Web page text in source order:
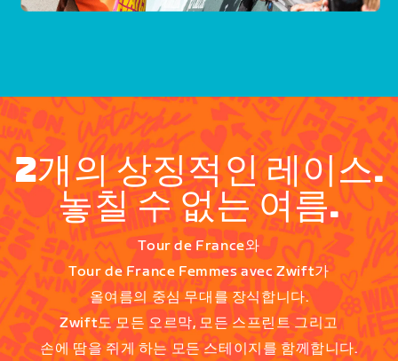
2개의 상징적인 레이스.
놓칠 수 없는 여름.
Tour de France와
Tour de France Femmes avec Zwift가
올여름의 중심 무대를 장식합니다.
Zwift도 모든 오르막, 모든 스프린트 그리고
손에 땀을 쥐게 하는 모든 스테이지를 함께합니다.